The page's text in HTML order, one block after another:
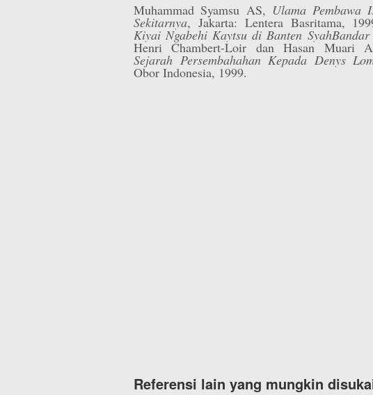
Muhammad Syamsu AS, Ulama Pembawa
Sekitarnya, Jakarta: Lentera Basritama,
Kiyai Ngabehi Kaytsu di Banten
Henri Chambert-Loir dan Hasan Muari
Sejarah Persembahahan Kepada Denys
Obor Indonesia, 1999.
Referensi lain yang mungkin